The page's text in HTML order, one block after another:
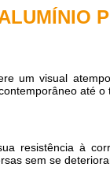
um visual
até o
resistência à
sem se